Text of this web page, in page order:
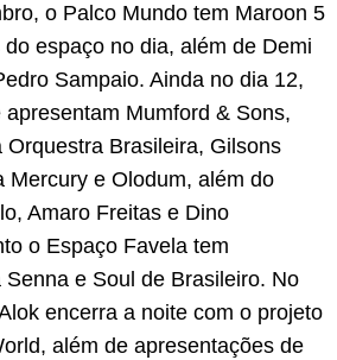
o Palco Mundo tem Maroon 5
espaço no dia, além de Demi
Sampaio. Ainda no dia 12,
Mumford & Sons,
Brasileira, Gilsons
Mercury e Olodum, além do
Amaro Freitas e Dino
o Espaço Favela tem
e Soul de Brasileiro. No
encerra a noite com o projeto
além de apresentações de